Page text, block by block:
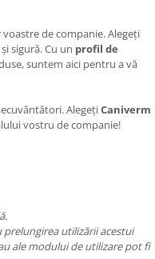
de companie. Alegeți
sigură. Cu un profil de
suntem aici pentru a vă
AlegețiCaniverm
vostru de companie!
utilizării acestui
ale modului de utilizare pot fi